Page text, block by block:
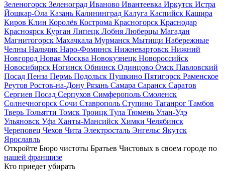
Зеленогорск Зеленоград Иваново Ивантеевка Иркутск Истра
Йошкар-Ола Казань Калининград Калуга Каспийск Кашира
Киров Клин Королёв Кострома Красногорск Краснодар
Красноярск Курган Липецк Лобня Люберцы Магадан
Магнитогорск Махачкала Мурманск Мытищи Набережные
Челны Нальчик Наро-Фоминск Нижневартовск Нижний
Новгород Новая Москва Новокузнецк Новороссийск
Новосибирск Ногинск Обнинск Одинцово Омск Павловский
Посад Пенза Пермь Подольск Пушкино Пятигорск Раменское
Реутов Ростов-на-Дону Рязань Самара Саранск Саратов
Сергиев Посад Серпухов Симферополь Смоленск
Солнечногорск Сочи Ставрополь Ступино Таганрог Тамбов
Тверь Тольятти Томск Троицк Тула Тюмень Улан-Удэ
Ульяновск Уфа Ханты-Мансийск Химки Челябинск
Череповец Чехов Чита Электросталь Энгельс Якутск
Ярославль
Откройте Бюро чистоты Братьев Чистовых в своем городе по
нашей франшизе
Кто приедет убирать